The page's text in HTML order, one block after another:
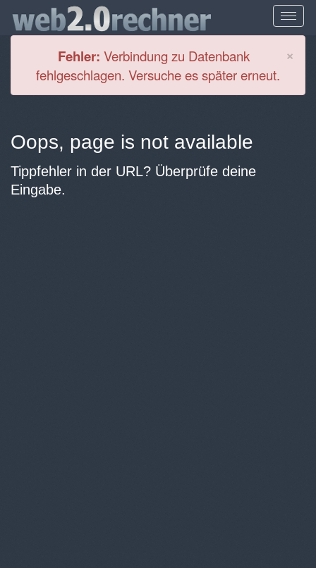
×
Fehler: Verbindung zu Datenbank
fehlgeschlagen. Versuche es später erneut.
Oops, page is not available
Tippfehler in der URL? Überprüfe deine
Eingabe.